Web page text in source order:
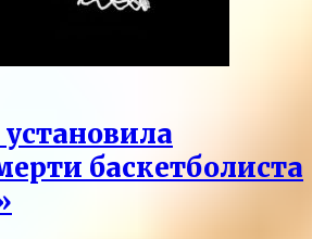
баскетболиста